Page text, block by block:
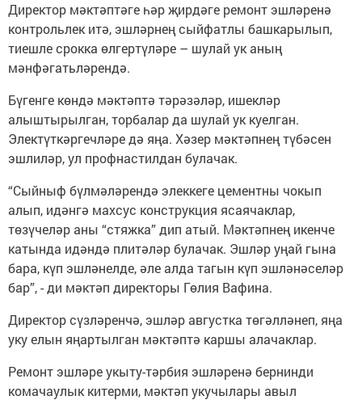
Директор мәктәптәге һәр җирдәге ремонт эшләренә
контрольлек итә, эшләрнең сыйфатлы башкарылып,
тиешле срокка өлгертүләре – шулай ук аның
мәнфәгатьләрендә.
Бүгенге көндә мәктәптә тәрәзәләр, ишекләр
алыштырылган, торбалар да шулай ук куелган.
Электүткәргечләре дә яңа. Хәзер мәктәпнең түбәсен
эшлиләр, ул профнастилдан булачак.
“Сыйныф бүлмәләрендә элеккеге цементны чокып
алып, идәнгә махсус конструкция ясаячаклар,
төзүчеләр аны “стяжка” дип атый. Мәктәпнең икенче
катында идәндә плитәләр булачак. Эшләр уңай гына
бара, күп эшләнелде, әле алда тагын күп эшләнәселәр
бар”, - ди мәктәп директоры Гөлия Вафина.
Директор сүзләренчә, эшләр августка төгәлләнеп, яңа
уку елын яңартылган мәктәптә каршы алачаклар.
Ремонт эшләре укыту-тәрбия эшләренә бернинди
комачаулык китерми, мәктәп укучылары авыл